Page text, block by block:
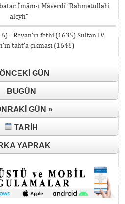
İmâm-ı Mâverdî “Rahmetullahi
aleyh”
- Revan’ın fethi (1635) Sultan IV.
taht’a çıkması (1648)
GÜN
BUGÜN
GÜN »
TARIH
YAPRAK